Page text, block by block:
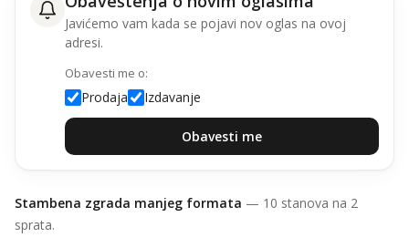
Javićemo vam kada se pojavi nov oglas na ovoj
adresi.
Obavesti me o:
Prodaja Izdavanje
Obavesti me
Stambena zgrada manjeg formata — 10 stanova na 2
sprata.